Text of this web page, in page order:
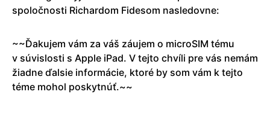
spoločnosti Richardom Fidesom nasledovne:
~~Ďakujem vám za váš záujem o microSIM tému
v súvislosti s Apple iPad. V tejto chvíli pre vás nemám
žiadne ďalsie informácie, ktoré by som vám k tejto
téme mohol poskytnúť.~~